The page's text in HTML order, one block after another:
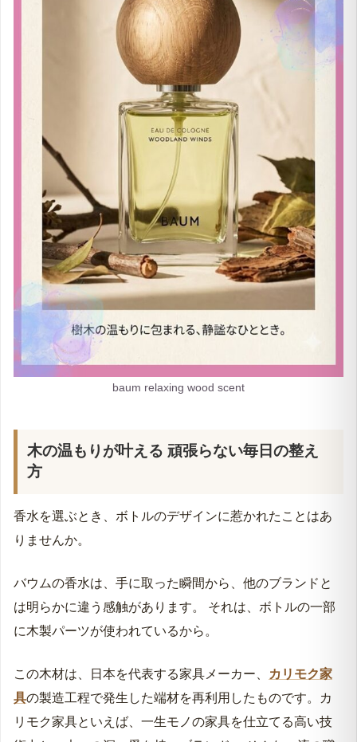
baum relaxing wood scent
木の温もりが叶える 頑張らない毎日の整え
方
香水を選ぶとき、ボトルのデザインに惹かれたことはあ
りませんか。
バウムの香水は、手に取った瞬間から、他のブランドと
は明らかに違う感触があります。 それは、ボトルの一部
に木製パーツが使われているから。
この木材は、日本を代表する家具メーカー、
カリモク家
具の製造工程で発生した端材を再利用したものです。カ
リモク家具といえば、一生モノの家具を仕立てる高い技